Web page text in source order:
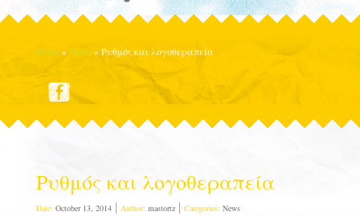
Home » News »Ρυθμός και λογοθεραπεία
Ρυθμός και λογοθεραπεία
Date: October 13, 2014 Author: mastortz Categories: News